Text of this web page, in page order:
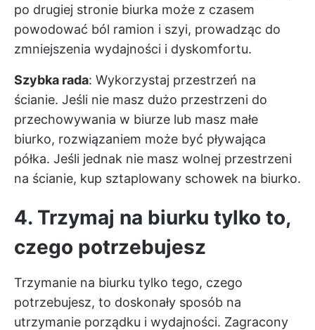
po drugiej stronie biurka może z czasem
powodować ból ramion i szyi, prowadząc do
zmniejszenia wydajności i dyskomfortu.
Szybka rada: Wykorzystaj przestrzeń na
ścianie. Jeśli nie masz dużo przestrzeni do
przechowywania w biurze lub masz małe
biurko, rozwiązaniem może być pływająca
półka. Jeśli jednak nie masz wolnej przestrzeni
na ścianie, kup sztaplowany schowek na biurko.
4. Trzymaj na biurku tylko to,
czego potrzebujesz
Trzymanie na biurku tylko tego, czego
potrzebujesz, to doskonały sposób na
utrzymanie porządku i wydajności. Zagracony